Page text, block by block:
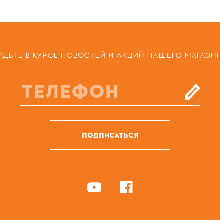
В КУРСЕ НОВОСТЕЙ И АКЦИЙ НАШЕГО
ПОДПИСАТЬСЯ